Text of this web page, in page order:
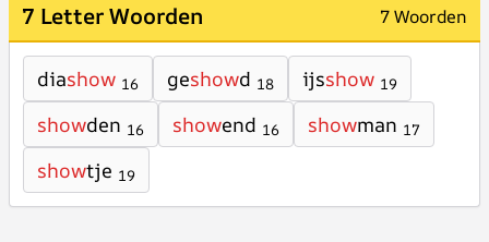
7 Letter Woorden 7 Woorden
diashow 16 geshowd 18 ijsshow 19
showden 16 showend 16 showman 17
showtje 19